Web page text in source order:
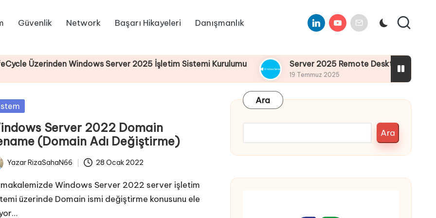
Güvenlik Network Başarı Hikayeleri Danışmanlık LinkedinYoutube
E-
Mail
Windows Server 2025 İşletim Sistemi Kurulumu Server 2025 Remote Desktop Services
19 Temmuz 2025
Server 2022 Domain
(Domain Adı Değiştirme)
Yazar RizaSahaN66 28 Ocak 2022
makalemizde Windows Server 2022 server işletim
üzerinde Domain ismi değiştirme konusunu ele
Ara
Ara